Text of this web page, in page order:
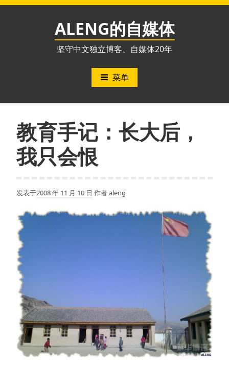
跳
ALENG的自媒体
坚守中文独立博客、自媒体20年
菜单
教育手记：长大后，
我只会恨
发表于2008 年 11 月 10 日 作者aleng